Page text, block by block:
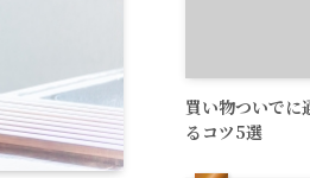
買い物ついでに
るコツ5選